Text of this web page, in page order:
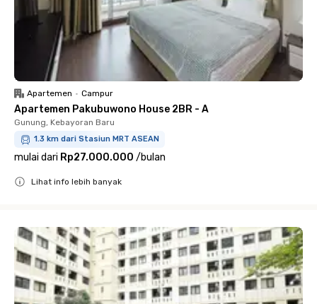
Apartemen • Campur
Apartemen Pakubuwono House 2BR - A
Gunung, Kebayoran Baru
1.3 km dari Stasiun MRT ASEAN
mulai dari Rp27.000.000 /bulan
Lihat info lebih banyak